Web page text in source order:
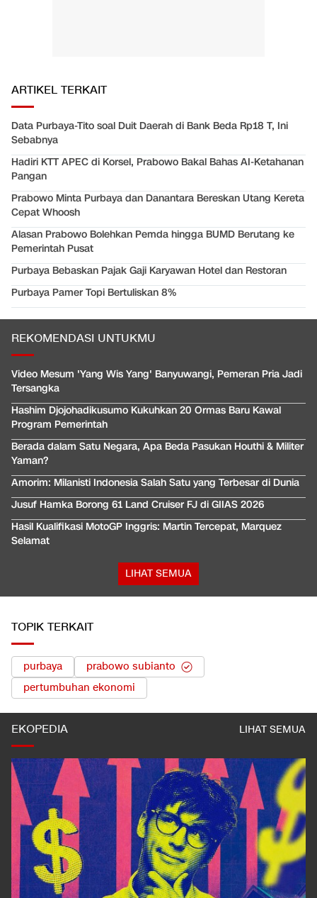
ARTIKEL TERKAIT
Data Purbaya-Tito soal Duit Daerah di Bank Beda Rp18 T, Ini
Sebabnya
Hadiri KTT APEC di Korsel, Prabowo Bakal Bahas AI-Ketahanan
Pangan
Prabowo Minta Purbaya dan Danantara Bereskan Utang Kereta
Cepat Whoosh
Alasan Prabowo Bolehkan Pemda hingga BUMD Berutang ke
Pemerintah Pusat
Purbaya Bebaskan Pajak Gaji Karyawan Hotel dan Restoran
Purbaya Pamer Topi Bertuliskan 8%
REKOMENDASI UNTUKMU
Video Mesum 'Yang Wis Yang' Banyuwangi, Pemeran Pria Jadi
Tersangka
Hashim Djojohadikusumo Kukuhkan 20 Ormas Baru Kawal
Program Pemerintah
Berada dalam Satu Negara, Apa Beda Pasukan Houthi & Militer
Yaman?
Amorim: Milanisti Indonesia Salah Satu yang Terbesar di Dunia
Jusuf Hamka Borong 61 Land Cruiser FJ di GIIAS 2026
Hasil Kualifikasi MotoGP Inggris: Martin Tercepat, Marquez
Selamat
LIHAT SEMUA
TOPIK TERKAIT
purbaya
prabowo subianto
pertumbuhan ekonomi
EKOPEDIA LIHAT SEMUA